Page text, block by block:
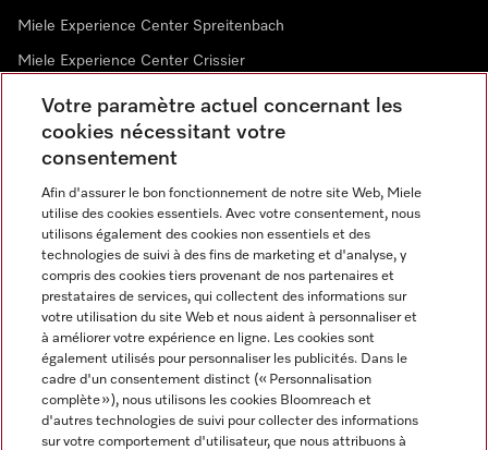
Miele Experience Center Spreitenbach
Miele Experience Center Crissier
Newsletter
Langue
FRANÇAIS
Votre paramètre actuel concernant les
cookies nécessitant votre
consentement
Afin d'assurer le bon fonctionnement de notre site Web, Miele
utilise des cookies essentiels. Avec votre consentement, nous
utilisons également des cookies non essentiels et des
technologies de suivi à des fins de marketing et d'analyse, y
compris des cookies tiers provenant de nos partenaires et
prestataires de services, qui collectent des informations sur
votre utilisation du site Web et nous aident à personnaliser et
à améliorer votre expérience en ligne. Les cookies sont
également utilisés pour personnaliser les publicités. Dans le
cadre d'un consentement distinct (« Personnalisation
complète »), nous utilisons les cookies Bloomreach et
d'autres technologies de suivi pour collecter des informations
sur votre comportement d'utilisateur, que nous attribuons à